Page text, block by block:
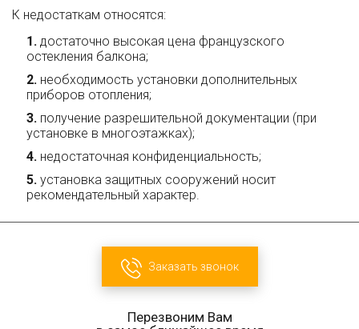
К недостаткам относятся:
достаточно высокая цена французского
остекления балкона;
необходимость установки дополнительных
приборов отопления;
получение разрешительной документации (при
установке в многоэтажках);
недостаточная конфиденциальность;
установка защитных сооружений носит
рекомендательный характер.
Заказать звонок
Перезвоним Вам